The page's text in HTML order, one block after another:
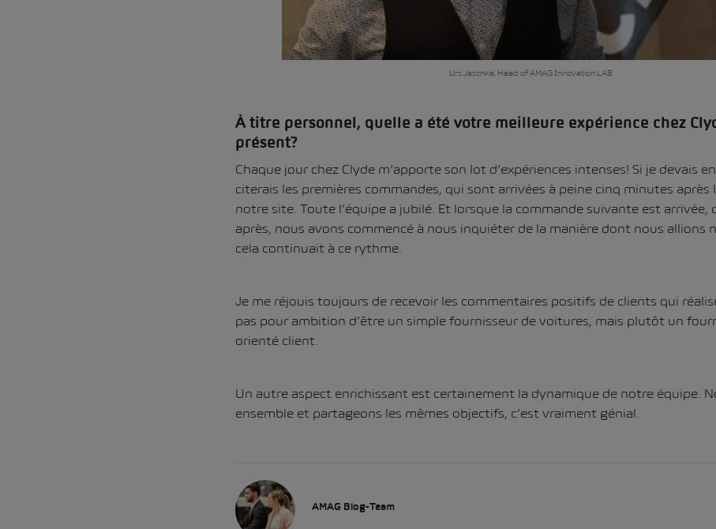
Urs Jaschke, Head of AMAG Innovation LAB
À titre personnel, quelle a été votre meilleure expérience chez
présent?
Chaque jour chez Clyde m’apporte son lot d’expériences intenses! Si je devais
citerais les premières commandes, qui sont arrivées à peine cinq minutes après
notre site. Toute l’équipe a jubilé. Et lorsque la commande suivante est arrivée,
après, nous avons commencé à nous inquiéter de la manière dont nous allions
cela continuait à ce rythme.
Je me réjouis toujours de recevoir les commentaires positifs de clients qui
pas pour ambition d’être un simple fournisseur de voitures, mais plutôt un
orienté client.
Un autre aspect enrichissant est certainement la dynamique de notre équipe.
ensemble et partageons les mêmes objectifs, c’est vraiment génial.
AMAG Blog-Team